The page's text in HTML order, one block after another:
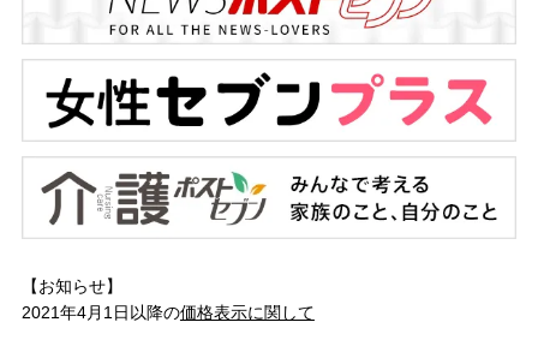
【お知らせ】
2021年4月1日以降の価格表示に関して